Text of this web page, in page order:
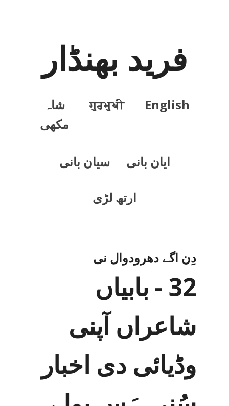
فرید بھنڈار
English
ਗੁਰਮੁਖੀ
شاہ
مکھی
ايان بانی سيان بانی
ارتھ لڑی
دِن اگے دھرودوال نی
32 - بابیاں
شاعراں آپنی
وڈیائی دی اخبار